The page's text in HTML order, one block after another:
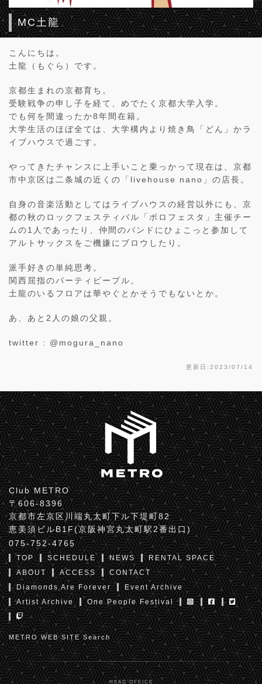
MC土龍
こんにちは。
土龍（もぐら）です。
京都生まれの京都育ち。
受験戦争の申し子を経て、めでたく京都大学入学。
でも何を間違ったか8年間在籍。
大学生活のほぼ全ては、大学構内より焼き鳥「どん」かラ
イブハウスで過ごす。
やってきたチャンスに上手いこと乗っかって現在は、京都
市中京区は二条城の近くの「livehouse nano」の店長。
自身の音楽活動としてはライブハウスの経営以外にも、京
都の秋のロックフェスティバル「ボロフェスタ」主催チー
ムの1人であったり、仲間のバンドにひょこっと参加して
アルトサックスをご機嫌にブロウしたり。
派手好きの単純思考。
関西屈指のパーティピープル。
土龍のいるフロアは華やぐとかそうでもないとか。
あ、あと2人の娘の父親。
twitter : @mogura_nano
更新日:2023/07/14
Club METRO
〒606-8396
京都市左京区川端丸太町下ル下堤町82
恵美須ビルB1F(京阪神宮丸太町駅2番出口)
075-752-4765
TOP SCHEDULE NEWS
RENTAL SPACE
ABOUT
ACCESS
CONTACT
Diamonds Are Forever
Event Archive
Artist Archive
One People Festival
METRO WEB SITE Search
HEAD OFFICE